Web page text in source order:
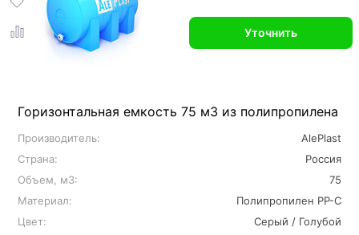
Горизонтальная емкость 75 м3 из полипропилена
Производитель:
AlePlast
Страна:
Россия
Объем, м3:
75
Материал:
Полипропилен PP-C
Цвет:
Серый / Голубой
Уточнить